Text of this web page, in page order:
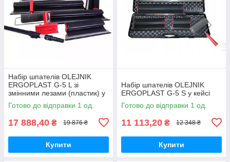
Набір шпателів OLEJNIK
ERGOPLAST G-5 L зі
змінними лезами (пластик) у
кейсі
Готово до відправки 1 од.
17 888,40 ₴ 19 876 ₴
Купити
Набір шпателів OLEJNIK
ERGOPLAST G-5 S у кейсі
Готово до відправки 1 од.
11 113,20 ₴ 12 348 ₴
Купити